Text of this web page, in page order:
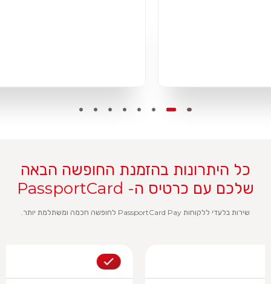
כל היתרונות בהזמנת החופשה הבאה
שלכם עם כרטיס ה- PassportCard
שירות בלעדי ללקוחות PassportCard Pay לחופשה חכמה ומשתלמת יותר.